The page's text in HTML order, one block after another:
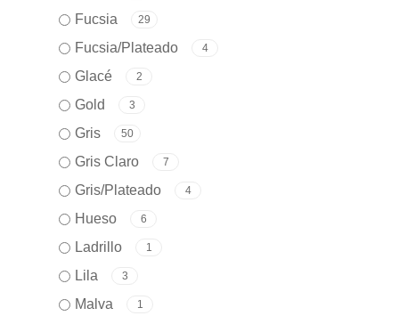
Fucsia 29
Fucsia/Plateado 4
Glacé 2
Gold 3
Gris 50
Gris Claro 7
Gris/Plateado 4
Hueso 6
Ladrillo 1
Lila 3
Malva 1